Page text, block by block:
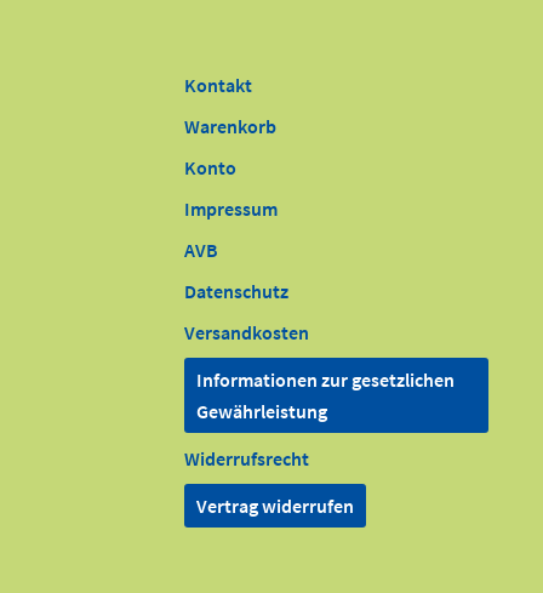
Kontakt
Warenkorb
Konto
Impressum
AVB
Datenschutz
Versandkosten
Informationen zur gesetzlichen
Gewährleistung
Widerrufsrecht
Vertrag widerrufen